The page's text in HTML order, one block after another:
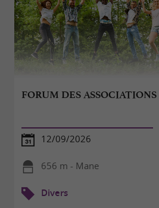
FORUM DES ASSOCIATIONS
12/09/2026
656 m - Mane
Divers